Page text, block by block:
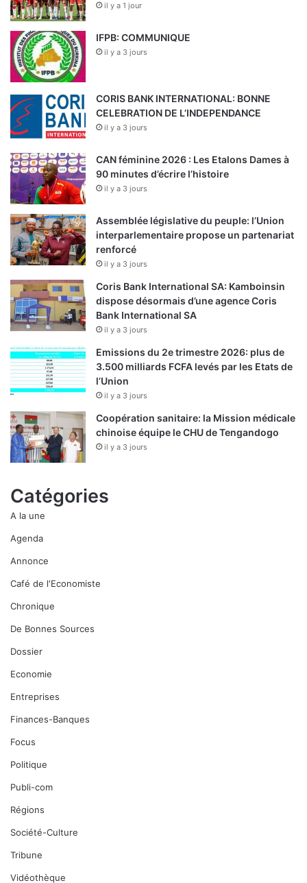
il y a 1 jour
IFPB: COMMUNIQUE
il y a 3 jours
CORIS BANK INTERNATIONAL: BONNE
CELEBRATION DE L’INDEPENDANCE
il y a 3 jours
CAN féminine 2026 : Les Etalons Dames à
90 minutes d’écrire l’histoire
il y a 3 jours
Assemblée législative du peuple: l’Union
interparlementaire propose un partenariat
renforcé
il y a 3 jours
Coris Bank International SA: Kamboinsin
dispose désormais d’une agence Coris
Bank International SA
il y a 3 jours
Emissions du 2e trimestre 2026: plus de
3.500 milliards FCFA levés par les Etats de
l’Union
il y a 3 jours
Coopération sanitaire: la Mission médicale
chinoise équipe le CHU de Tengandogo
il y a 3 jours
Catégories
A la une
Agenda
Annonce
Café de l'Economiste
Chronique
De Bonnes Sources
Dossier
Economie
Entreprises
Finances-Banques
Focus
Politique
Publi-com
Régions
Société-Culture
Tribune
Vidéothèque